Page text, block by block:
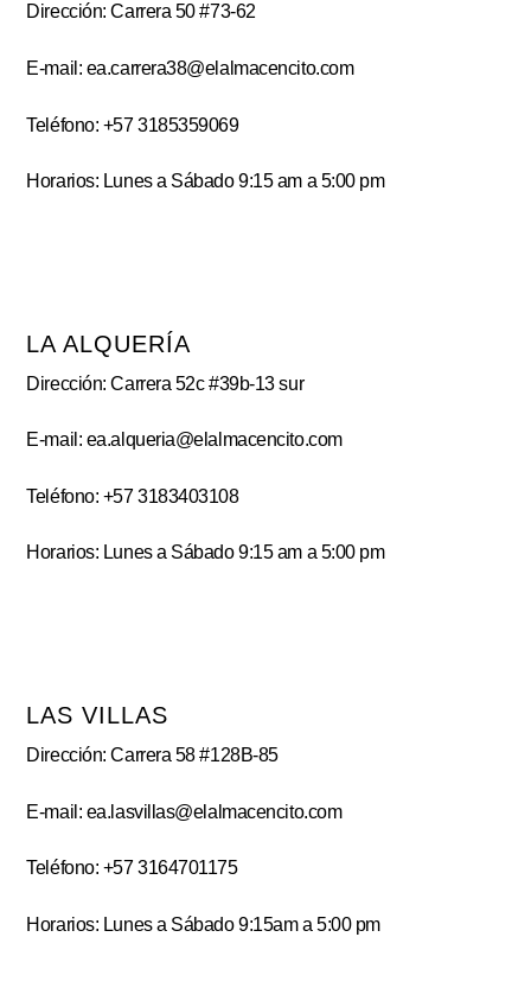
Dirección: Carrera 50 #73-62
E-mail: ea.carrera38@elalmacencito.com
Teléfono: +57 3185359069
Horarios: Lunes a Sábado 9:15 am a 5:00 pm
LA ALQUERÍA
Dirección: Carrera 52c #39b-13 sur
E-mail: ea.alqueria@elalmacencito.com
Teléfono: +57 3183403108
Horarios: Lunes a Sábado 9:15 am a 5:00 pm
LAS VILLAS
Dirección: Carrera 58 #128B-85
E-mail: ea.lasvillas@elalmacencito.com
Teléfono: +57 3164701175
Horarios: Lunes a Sábado 9:15am a 5:00 pm